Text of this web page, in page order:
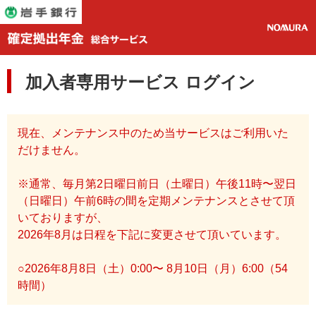
加入者専用サービス ログイン
現在、メンテナンス中のため当サービスはご利用いた
だけません。
※通常、毎月第2日曜日前日（土曜日）午後11時〜翌日
（日曜日）午前6時の間を定期メンテナンスとさせて頂
いておりますが、
2026年8月は日程を下記に変更させて頂いています。
○2026年8月8日（土）0:00〜 8月10日（月）6:00（54
時間）